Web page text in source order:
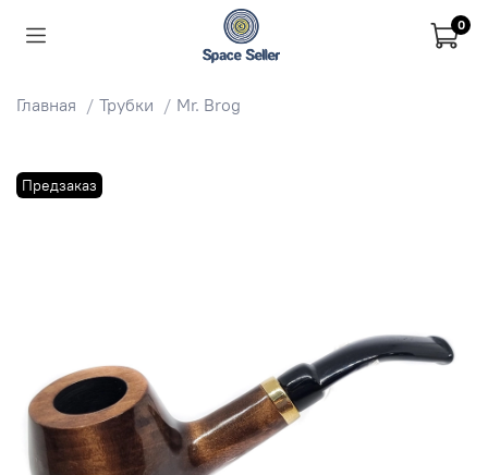
0
Главная Трубки Mr. Brog
Предзаказ